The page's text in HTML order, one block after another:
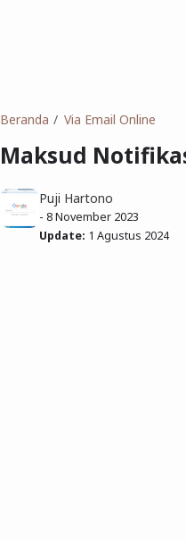
Beranda Via Email Online
Maksud
Puji Hartono
- 8 November 2023
Update: 1 Agustus 2024